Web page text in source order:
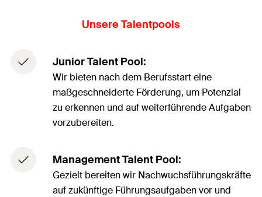
Unsere Talentpools
Junior Talent Pool:
Wir bieten nach dem Berufsstart eine
maßgeschneiderte Förderung, um Potenzial
zu erkennen und auf weiterführende Aufgaben
vorzubereiten.
Management Talent Pool:
Gezielt bereiten wir Nachwuchsführungskräfte
auf zukünftige Führungsaufgaben vor und